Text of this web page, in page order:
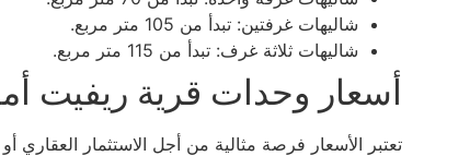
شاليهات غرفتين: تبدأ من 105 متر مربع.
شاليهات ثلاثة غرف: تبدأ من 115 متر مربع.
أسعار وحدات قرية ريفيت
تعتبر الأسعار فرصة مثالية من أجل الاستثمار